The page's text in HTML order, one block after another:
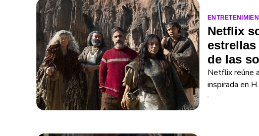
Netflix
de las
Netflix reúne
inspirada en